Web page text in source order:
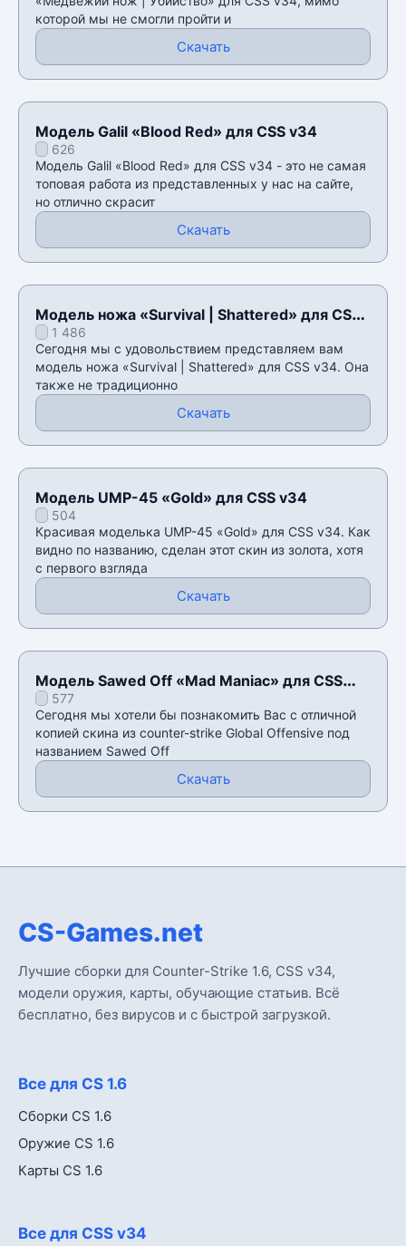
которой мы не смогли пройти и
Скачать
Модель Galil «Blood Red» для CSS v34
626
Модель Galil «Blood Red» для CSS v34 - это не самая
топовая работа из представленных у нас на сайте,
но отлично скрасит
Скачать
Модель ножа «Survival | Shattered» для CSS
v341 486
Сегодня мы с удовольствием представляем вам
модель ножа «Survival | Shattered» для CSS v34. Она
также не традиционно
Скачать
Модель UMP-45 «Gold» для CSS v34
504
Красивая моделька UMP-45 «Gold» для CSS v34. Как
видно по названию, сделан этот скин из золота, хотя
с первого взгляда
Скачать
Модель Sawed Off «Mad Maniac» для CSS
v34577
Сегодня мы хотели бы познакомить Вас с отличной
копией скина из counter-strike Global Offensive под
названием Sawed Off
Скачать
CS-Games.net
Лучшие сборки для Counter-Strike 1.6, CSS v34,
модели оружия, карты, обучающие статьив. Всё
бесплатно, без вирусов и с быстрой загрузкой.
Все для CS 1.6
Сборки CS 1.6
Оружие CS 1.6
Карты CS 1.6
Все для CSS v34